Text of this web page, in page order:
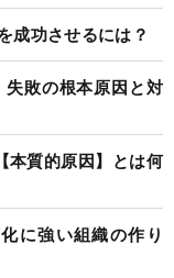
成功させるには？
失敗の根本原因と対
本質的原因】とは何
に強い組織の作り